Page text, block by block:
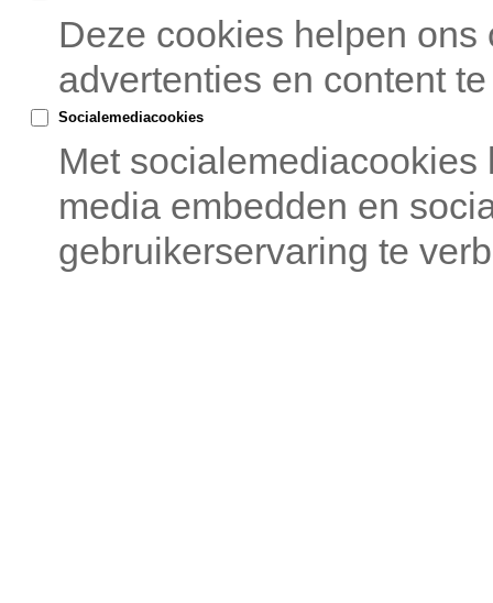
Deze cookies helpen
advertenties en content
Socialemediacookies
Met
media embedden en
gebruikerservaring te